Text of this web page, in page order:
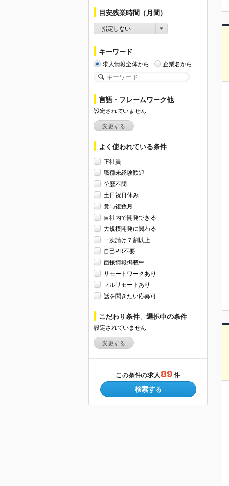
目安残業時間（月間）
指定しない
キーワード
求人情報全体から 企業名から
言語・フレームワーク他
設定されていません
変更する
よく使われている条件
正社員
職種未経験歓迎
学歴不問
土日祝日休み
賞与複数月
自社内で開発できる
大規模開発に関わる
一次請け７割以上
自己PR不要
面接情報掲載中
リモートワークあり
フルリモートあり
話を聞きたい応募可
こだわり条件、選択中の条件
設定されていません
変更する
この条件の求人 89 件
検索する